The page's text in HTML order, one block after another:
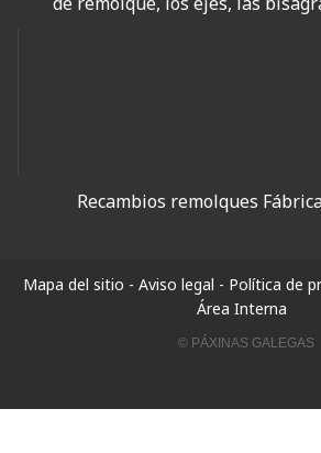
Recambios remolques
Mapa del sitio - Aviso legal - Política de
Área Interna
© PÁXINAS GALEGAS